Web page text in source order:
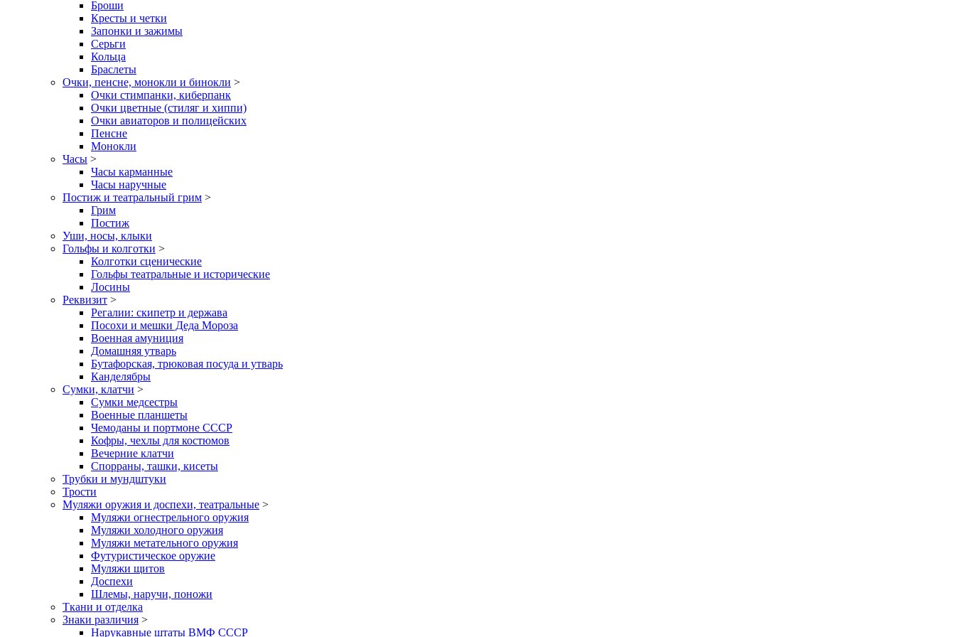
Броши
Кресты и четки
Запонки и зажимы
Серьги
Кольца
Браслеты
Очки, пенсне, монокли и бинокли >
Очки стимпанки, киберпанк
Очки цветные (стиляг и хиппи)
Очки авиаторов и полицейских
Пенсне
Монокли
Часы >
Часы карманные
Часы наручные
Постиж и театральный грим >
Грим
Постиж
Уши, носы, клыки
Гольфы и колготки >
Колготки сценические
Гольфы театральные и исторические
Лосины
Реквизит >
Регалии: скипетр и держава
Посохи и мешки Деда Мороза
Военная амуниция
Домашняя утварь
Бутафорская, трюковая посуда и утварь
Канделябры
Сумки, клатчи >
Сумки медсестры
Военные планшеты
Чемоданы и портмоне СССР
Кофры, чехлы для костюмов
Вечерние клатчи
Спорраны, ташки, кисеты
Трубки и мундштуки
Трости
Муляжи оружия и доспехи, театральные >
Муляжи огнестрельного оружия
Муляжи холодного оружия
Муляжи метательного оружия
Футуристическое оружие
Муляжи щитов
Доспехи
Шлемы, наручи, поножи
Ткани и отделка
Знаки различия >
Нарукавные штаты ВМФ СССР